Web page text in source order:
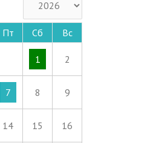
Пт Сб Вс
1 2
7 8 9
14 15 16